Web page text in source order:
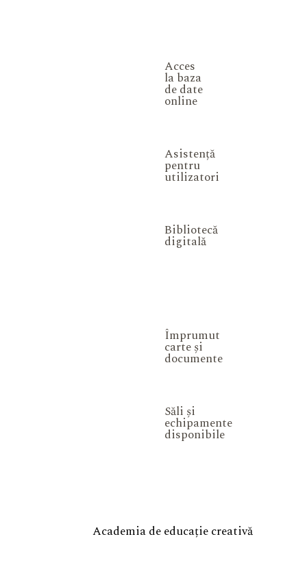
Acces
la baza
de date
online
Asistență
pentru
utilizatori
Bibliotecă
digitală
Împrumut
carte și
documente
Săli și
echipamente
disponibile
Academia de educație creativă